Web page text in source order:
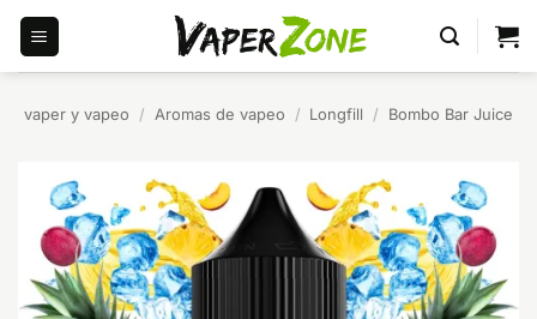
Saltar
contenido
vaper y vapeo / Aromas de vapeo / Longfill / Bombo Bar Juice